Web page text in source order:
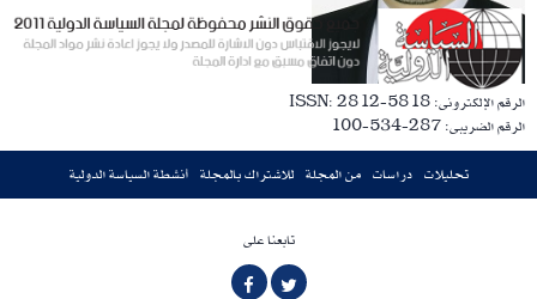
الرقم الإلكترونى: ISSN: 2812-5818
الرقم الضريبى: 287-534-100
تحليلات دراسات من المجلة للاشتراك بالمجلة أنشطة السياسة الدولية
تابعنا على